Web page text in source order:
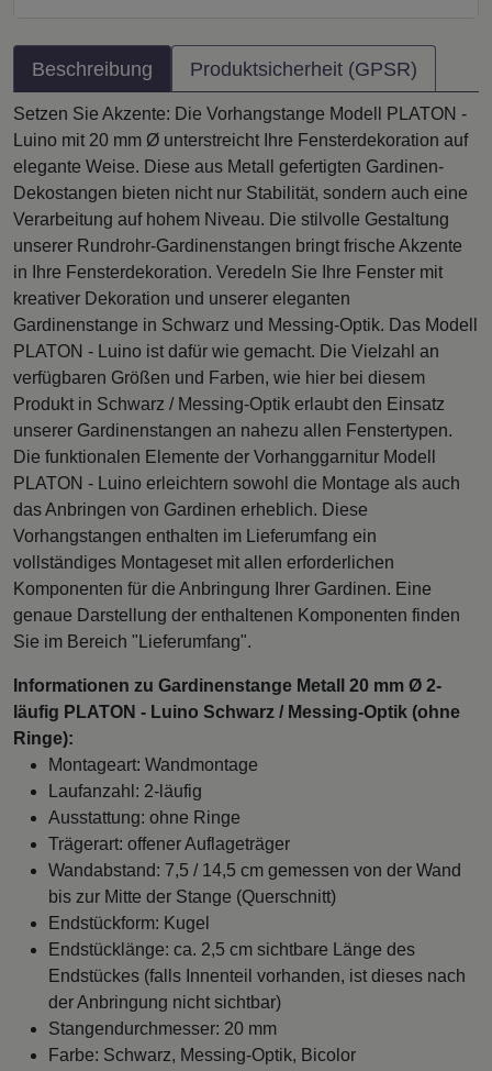
Beschreibung Produktsicherheit (GPSR)
Setzen Sie Akzente: Die Vorhangstange Modell PLATON -
Luino mit 20 mm Ø unterstreicht Ihre Fensterdekoration auf
elegante Weise. Diese aus Metall gefertigten Gardinen-
Dekostangen bieten nicht nur Stabilität, sondern auch eine
Verarbeitung auf hohem Niveau. Die stilvolle Gestaltung
unserer Rundrohr-Gardinenstangen bringt frische Akzente
in Ihre Fensterdekoration. Veredeln Sie Ihre Fenster mit
kreativer Dekoration und unserer eleganten
Gardinenstange in Schwarz und Messing-Optik. Das Modell
PLATON - Luino ist dafür wie gemacht. Die Vielzahl an
verfügbaren Größen und Farben, wie hier bei diesem
Produkt in Schwarz / Messing-Optik erlaubt den Einsatz
unserer Gardinenstangen an nahezu allen Fenstertypen.
Die funktionalen Elemente der Vorhanggarnitur Modell
PLATON - Luino erleichtern sowohl die Montage als auch
das Anbringen von Gardinen erheblich. Diese
Vorhangstangen enthalten im Lieferumfang ein
vollständiges Montageset mit allen erforderlichen
Komponenten für die Anbringung Ihrer Gardinen. Eine
genaue Darstellung der enthaltenen Komponenten finden
Sie im Bereich "Lieferumfang".
Informationen zu Gardinenstange Metall 20 mm Ø 2-
läufig PLATON - Luino Schwarz / Messing-Optik (ohne
Ringe):
Montageart: Wandmontage
Laufanzahl: 2-läufig
Ausstattung: ohne Ringe
Trägerart: offener Auflageträger
Wandabstand: 7,5 / 14,5 cm gemessen von der Wand
bis zur Mitte der Stange (Querschnitt)
Endstückform: Kugel
Endstücklänge: ca. 2,5 cm sichtbare Länge des
Endstückes (falls Innenteil vorhanden, ist dieses nach
der Anbringung nicht sichtbar)
Stangendurchmesser: 20 mm
Farbe: Schwarz, Messing-Optik, Bicolor